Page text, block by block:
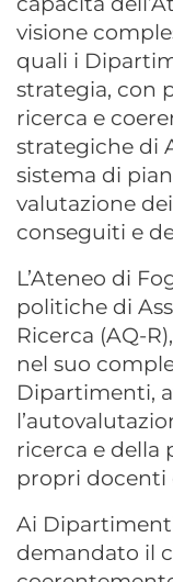
visione
quali i
strategia, con
ricerca e
strategiche di
sistema di
valutazione
conseguiti e
L’Ateneo di
politiche di
Ricerca (AQ-
nel suo
Dipartimenti,
ricerca e della
propri docenti
Ai
demandato il